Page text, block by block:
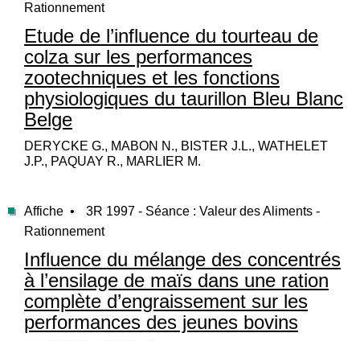
Rationnement
Etude de l’influence du tourteau de
colza sur les performances
zootechniques et les fonctions
physiologiques du taurillon Bleu Blanc
Belge
DERYCKE G., MABON N., BISTER J.L., WATHELET
J.P., PAQUAY R., MARLIER M.
Affiche •
3R 1997 - Séance : Valeur des Aliments -
Rationnement
Influence du mélange des concentrés
à l’ensilage de maïs dans une ration
complète d’engraissement sur les
performances des jeunes bovins